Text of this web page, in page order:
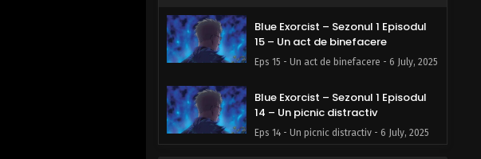
Blue Exorcist – Sezonul 1 Episodul
15 – Un act de binefacere
Eps 15 - Un act de binefacere - 6 July, 2025
Blue Exorcist – Sezonul 1 Episodul
14 – Un picnic distractiv
Eps 14 - Un picnic distractiv - 6 July, 2025